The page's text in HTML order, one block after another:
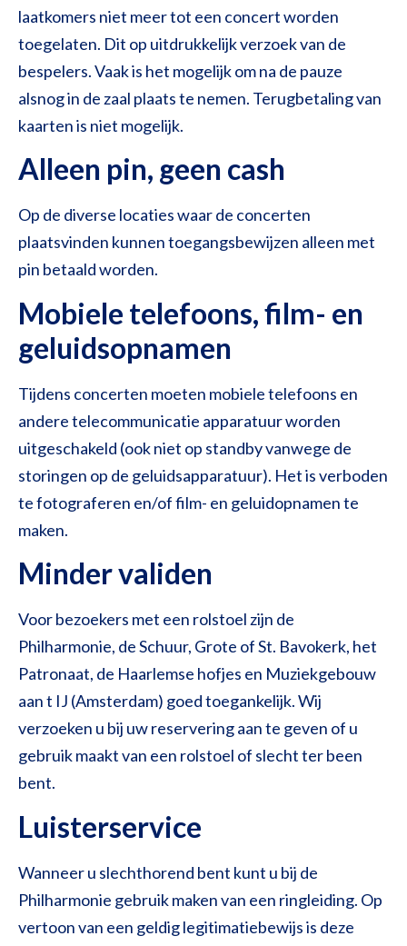
laatkomers niet meer tot een concert worden
toegelaten. Dit op uitdrukkelijk verzoek van de
bespelers. Vaak is het mogelijk om na de pauze
alsnog in de zaal plaats te nemen. Terugbetaling van
kaarten is niet mogelijk.
Alleen pin, geen cash
Op de diverse locaties waar de concerten
plaatsvinden kunnen toegangsbewijzen alleen met
pin betaald worden.
Mobiele telefoons, film- en
geluidsopnamen
Tijdens concerten moeten mobiele telefoons en
andere telecommunicatie apparatuur worden
uitgeschakeld (ook niet op standby vanwege de
storingen op de geluidsapparatuur). Het is verboden
te fotograferen en/of film- en geluidopnamen te
maken.
Minder validen
Voor bezoekers met een rolstoel zijn de
Philharmonie, de Schuur, Grote of St. Bavokerk, het
Patronaat, de Haarlemse hofjes en Muziekgebouw
aan t IJ (Amsterdam) goed toegankelijk. Wij
verzoeken u bij uw reservering aan te geven of u
gebruik maakt van een rolstoel of slecht ter been
bent.
Luisterservice
Wanneer u slechthorend bent kunt u bij de
Philharmonie gebruik maken van een ringleiding. Op
vertoon van een geldig legitimatiebewijs is deze